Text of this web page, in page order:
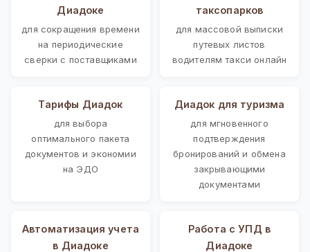
Диадоке
для сокращения времени
на периодические
сверки с поставщиками
таксопарков
для массовой выписки
путевых листов
водителям такси онлайн
Тарифы Диадок
для выбора
оптимального пакета
документов и экономии
на ЭДО
Диадок для туризма
для мгновенного
подтверждения
бронирований и обмена
закрывающими
документами
Автоматизация учета
в Диадоке
Работа с УПД в
Диадоке